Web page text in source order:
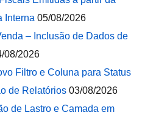
Interna 05/08/2026
– Inclusão de Dados de
08/2026
Filtro e Coluna para Status
de Relatórios 03/08/2026
de Lastro e Camada em